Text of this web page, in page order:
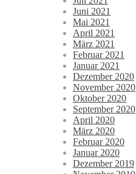
Juni 2021
Mai 2021
April 2021
März 2021
Februar 2021
Januar 2021
Dezember 2020
November 2020
Oktober 2020
September 2020
April 2020
März 2020
Februar 2020
Januar 2020
Dezember 2019